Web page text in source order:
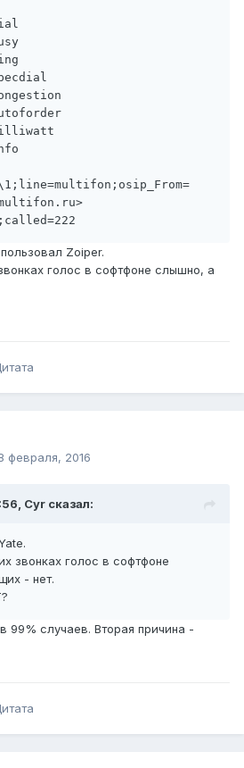
Zoiper.
голос в софтфоне слышно, а
февраля, 2016
Cyr сказал:
звонках голос в софтфоне
- нет.
99% случаев. Вторая причина -